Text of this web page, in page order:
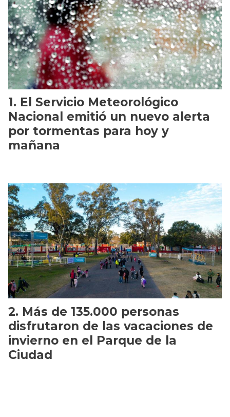
El Servicio Meteorológico
Nacional emitió un nuevo alerta
por tormentas para hoy y
mañana
Más de 135.000 personas
disfrutaron de las vacaciones de
invierno en el Parque de la
Ciudad